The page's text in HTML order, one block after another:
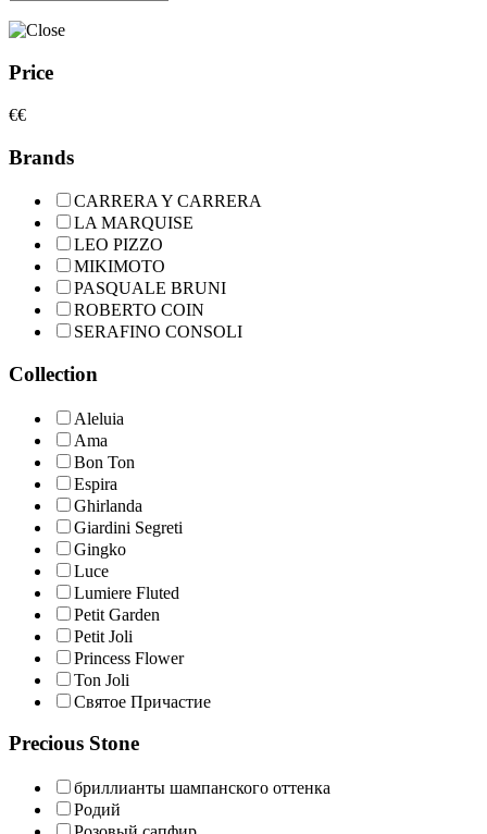
Price
€€
Brands
CARRERA Y CARRERA
LA MARQUISE
LEO PIZZO
MIKIMOTO
PASQUALE BRUNI
ROBERTO COIN
SERAFINO CONSOLI
Collection
Aleluia
Ama
Bon Ton
Espira
Ghirlanda
Giardini Segreti
Gingko
Luce
Lumiere Fluted
Petit Garden
Petit Joli
Princess Flower
Ton Joli
Святое Причастие
Precious Stone
бриллианты шампанского оттенка
Родий